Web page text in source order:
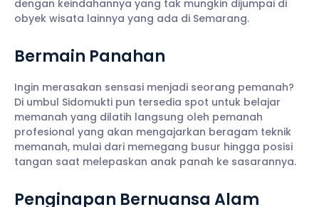
dengan keindahannya yang tak mungkin dijumpai di
obyek wisata lainnya yang ada di Semarang.
Bermain Panahan
Ingin merasakan sensasi menjadi seorang pemanah?
Di umbul Sidomukti pun tersedia spot untuk belajar
memanah yang dilatih langsung oleh pemanah
profesional yang akan mengajarkan beragam teknik
memanah, mulai dari memegang busur hingga posisi
tangan saat melepaskan anak panah ke sasarannya.
Penginapan Bernuansa Alam